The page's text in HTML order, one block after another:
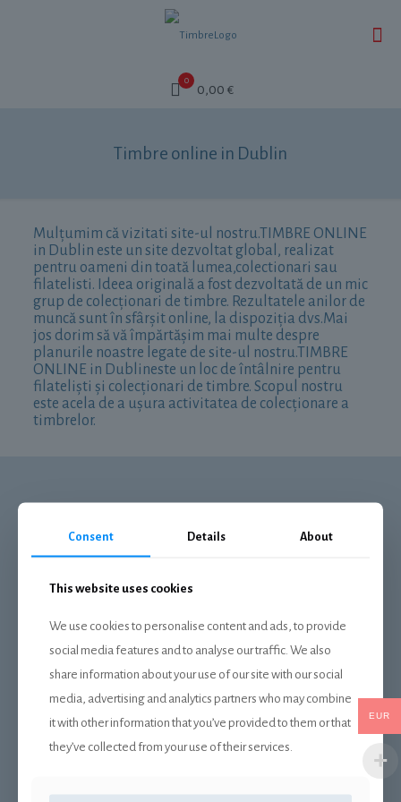
0
0,00 €
Timbre online in Dublin
Mulțumim că vizitati site-ul nostru.TIMBRE ONLINE
in Dublin este un site dezvoltat global, realizat
pentru oameni din toată lumea,colectionari sau
filatelisti. Ideea originală a fost dezvoltată de un mic
grup de colecționari de timbre. Rezultatele anilor de
muncă sunt în sfârșit online, la dispoziția dvs.Mai
jos dorim să vă împărtășim mai multe despre
planurile noastre legate de site-ul nostru.TIMBRE
ONLINE in Dublineste un loc de întâlnire pentru
filateliști și colecționari de timbre. Scopul nostru
este acela de a ușura activitatea de colecționare a
timbrelor.
Politica de confidentialitate
Termeni si conditii
Retrage-te din contract
EUR
Consent Details About
This website uses cookies
We use cookies to personalise content and ads, to provide
social media features and to analyse our traffic. We also
share information about your use of our site with our social
media, advertising and analytics partners who may combine
it with other information that you’ve provided to them or that
they’ve collected from your use of their services.